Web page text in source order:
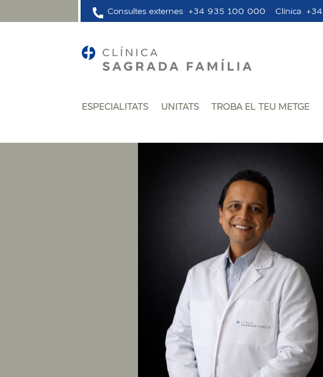
Consultes externes +34 935 100 000 Clínica
ESPECIALITATS UNITATS TROBA EL TEU METGE